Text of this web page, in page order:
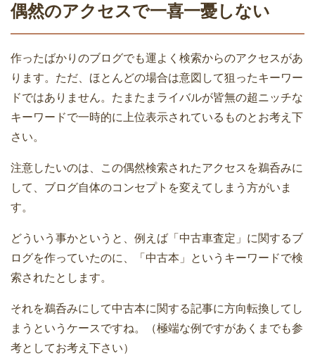
偶然のアクセスで一喜一憂しない
作ったばかりのブログでも運よく検索からのアクセスがあ
ります。ただ、ほとんどの場合は意図して狙ったキーワー
ドではありません。たまたまライバルが皆無の超ニッチな
キーワードで一時的に上位表示されているものとお考え下
さい。
注意したいのは、この偶然検索されたアクセスを鵜呑みに
して、ブログ自体のコンセプトを変えてしまう方がいま
す。
どういう事かというと、例えば「中古車査定」に関するブ
ログを作っていたのに、「中古本」というキーワードで検
索されたとします。
それを鵜呑みにして中古本に関する記事に方向転換してし
まうというケースですね。（極端な例ですがあくまでも参
考としてお考え下さい）